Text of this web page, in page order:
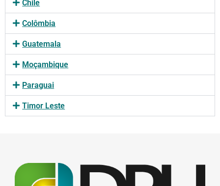
Chile
Colômbia
Guatemala
Moçambique
Paraguai
Timor Leste